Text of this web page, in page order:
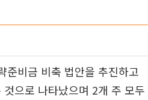
준비금 비축 법안을 추진하고
으로 나타났으며 2개 주 모두